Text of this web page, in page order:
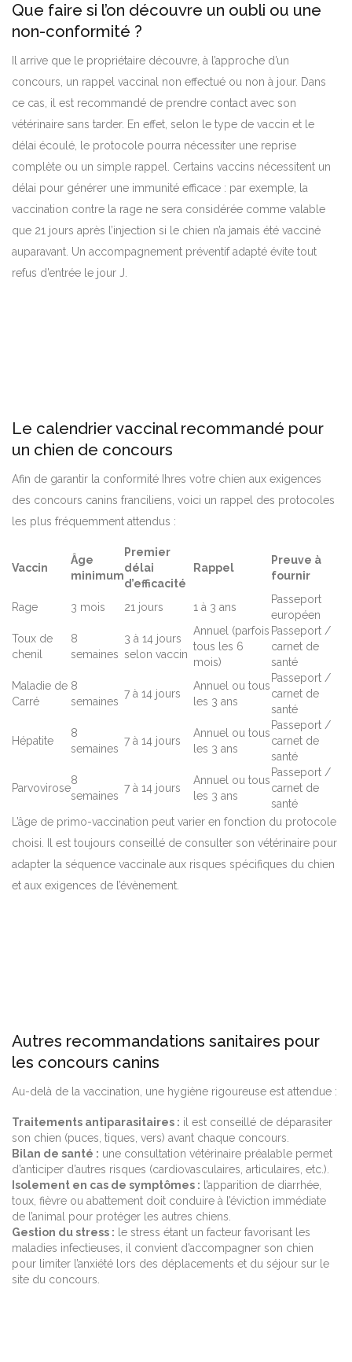
Que faire si l’on découvre un oubli ou une
non-conformité ?
Il arrive que le propriétaire découvre, à l’approche d’un
concours, un rappel vaccinal non effectué ou non à jour. Dans
ce cas, il est recommandé de prendre contact avec son
vétérinaire sans tarder. En effet, selon le type de vaccin et le
délai écoulé, le protocole pourra nécessiter une reprise
complète ou un simple rappel. Certains vaccins nécessitent un
délai pour générer une immunité efficace : par exemple, la
vaccination contre la rage ne sera considérée comme valable
que 21 jours après l’injection si le chien n’a jamais été vacciné
auparavant. Un accompagnement préventif adapté évite tout
refus d’entrée le jour J.
Le calendrier vaccinal recommandé pour
un chien de concours
Afin de garantir la conformité Ihres votre chien aux exigences
des concours canins franciliens, voici un rappel des protocoles
les plus fréquemment attendus :
Vaccin
Âge
minimum
Premier
délai
d’efficacité
Rappel
Preuve à
fournir
Rage 3 mois 21 jours 1 à 3 ans
Passeport
européen
Toux de
chenil
8
semaines
3 à 14 jours
selon vaccin
Annuel (parfois
tous les 6
mois)
Passeport /
carnet de
santé
Maladie de
Carré
8
semaines
7 à 14 jours
Annuel ou tous
les 3 ans
Passeport /
carnet de
santé
Hépatite
8
semaines
7 à 14 jours
Annuel ou tous
les 3 ans
Passeport /
carnet de
santé
Parvovirose
8
semaines
7 à 14 jours
Annuel ou tous
les 3 ans
Passeport /
carnet de
santé
L’âge de primo-vaccination peut varier en fonction du protocole
choisi. Il est toujours conseillé de consulter son vétérinaire pour
adapter la séquence vaccinale aux risques spécifiques du chien
et aux exigences de l’évènement.
Autres recommandations sanitaires pour
les concours canins
Au-delà de la vaccination, une hygiène rigoureuse est attendue :
Traitements antiparasitaires : il est conseillé de déparasiter
son chien (puces, tiques, vers) avant chaque concours.
Bilan de santé : une consultation vétérinaire préalable permet
d’anticiper d’autres risques (cardiovasculaires, articulaires, etc.).
Isolement en cas de symptômes : l’apparition de diarrhée,
toux, fièvre ou abattement doit conduire à l’éviction immédiate
de l’animal pour protéger les autres chiens.
Gestion du stress : le stress étant un facteur favorisant les
maladies infectieuses, il convient d’accompagner son chien
pour limiter l’anxiété lors des déplacements et du séjour sur le
site du concours.